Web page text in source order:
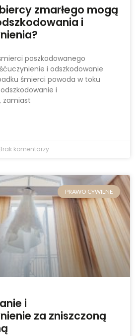
zmarłego mogą
i
poszkodowanego
i odszkodowanie
śmierci powoda w toku
i
zamiast
komentarzy
PRAWO CYWILNE
i
za zniszczoną